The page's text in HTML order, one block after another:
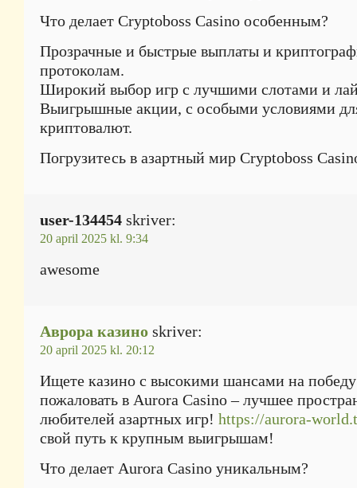
Что делает Cryptoboss Casino особенным?
Прозрачные и быстрые выплаты и
протоколам.
Широкий выбор игр с лучшими слотами и
Выигрышные акции, с особыми условиями
криптовалют.
Погрузитесь в азартный мир Cryptoboss
user-134454 skriver:
20 april 2025 kl. 9:34
awesome
Аврора казино skriver:
20 april 2025 kl. 20:12
Ищете казино с высокими шансами на
пожаловать в Aurora Casino – лучшее
любителей азартных игр! https://aurora-
свой путь к крупным выигрышам!
Что делает Aurora Casino уникальным?